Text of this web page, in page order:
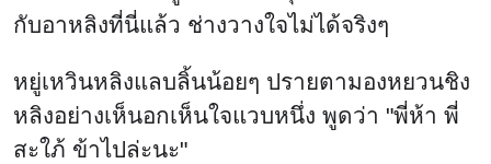
กับอาหลิงที่นี่แล้ว ช่างวางใจไม่ได้จริงๆ
หยู่เหวินหลิงแลบลิ้นน้อยๆ ปรายตามองหยวนชิง
หลิงอย่างเห็นอกเห็นใจแวบหนึ่ง พูดว่า "พี่ห้า พี่
สะใภ้ ข้าไปล่ะนะ"